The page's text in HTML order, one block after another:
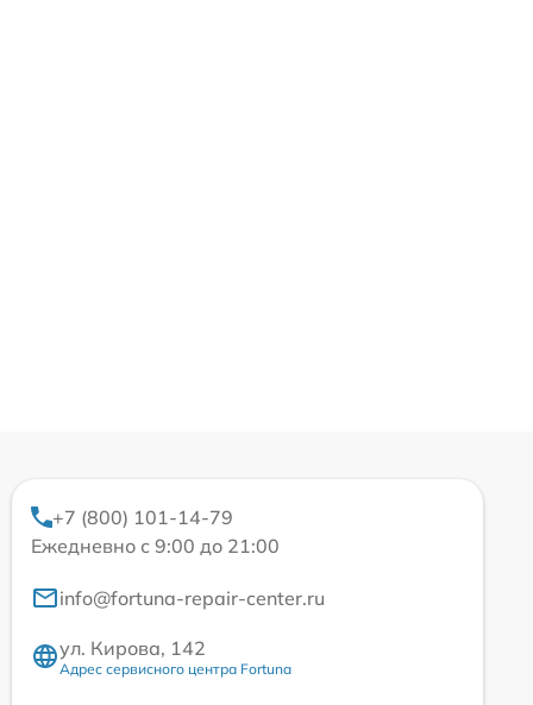
+7 (800) 101-14-79
Ежедневно с 9:00 до 21:00
info@fortuna-repair-center.ru
ул. Кирова, 142
Адрес сервисного центра Fortuna